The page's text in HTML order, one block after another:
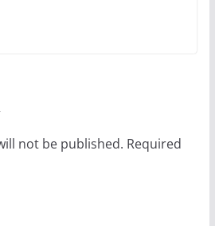
not be published. Required